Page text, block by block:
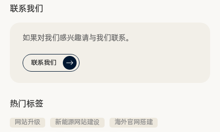
联系我们
如果对我们感兴趣请与我们联系。
联系我们
热门标签
网站升级 新能源网站建设
海外官网搭建